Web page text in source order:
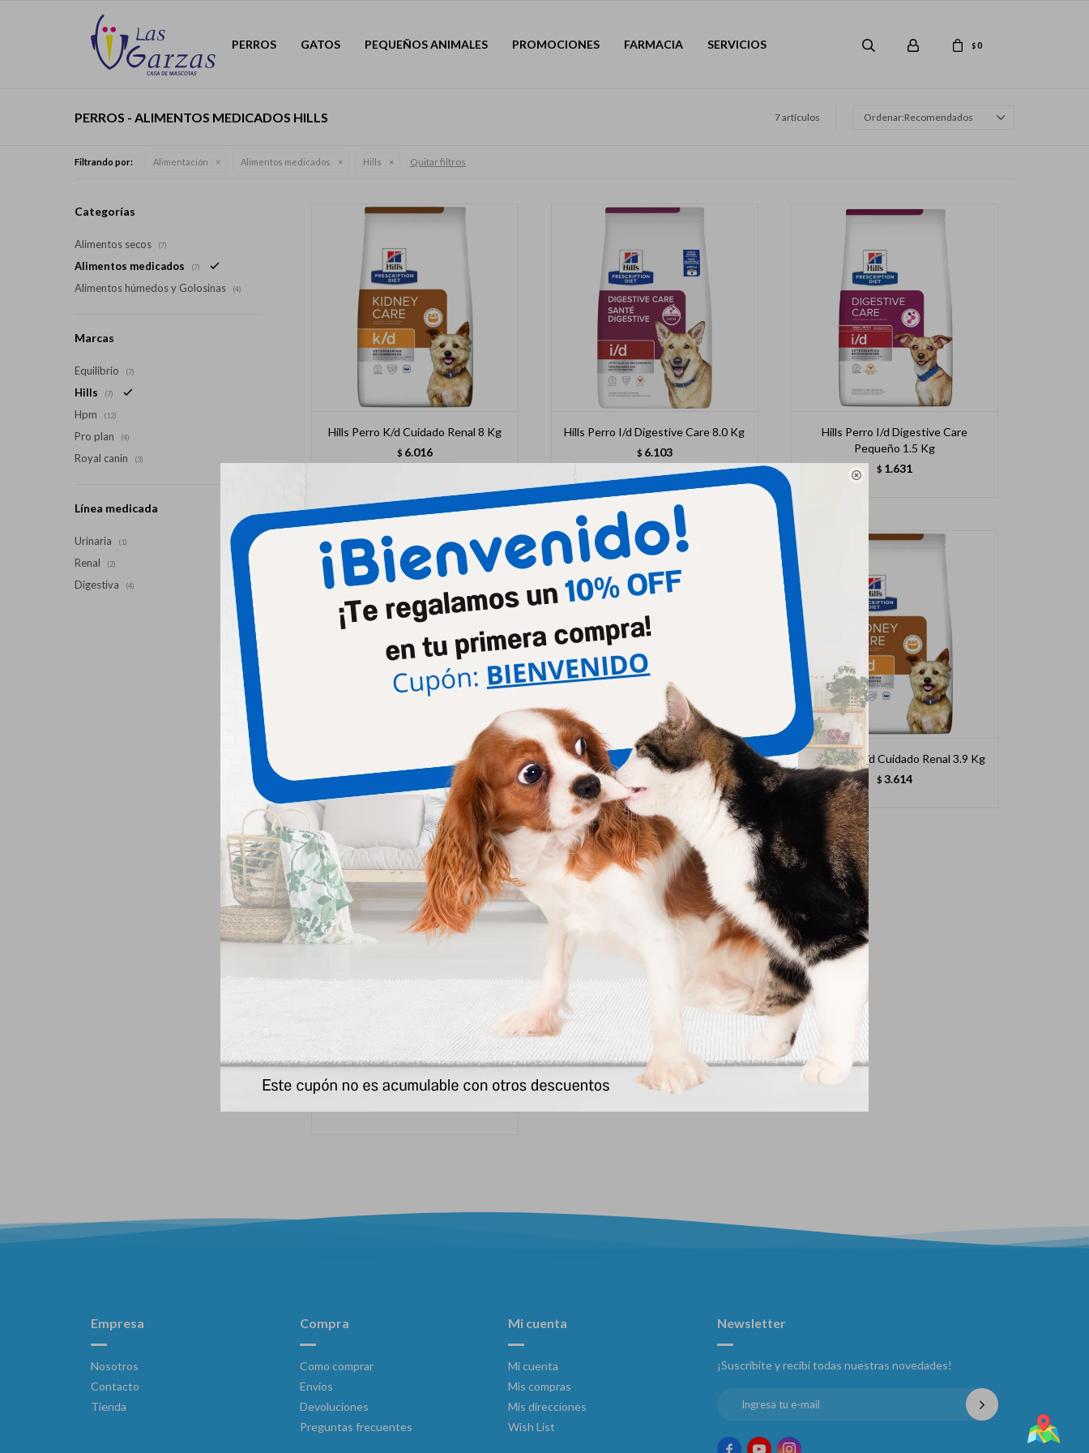

PERROS GATOS PEQUEÑOS ANIMALES PROMOCIONES FARMACIA SERVICIOS $0
PERROS - ALIMENTOS MEDICADOS HILLS 7 artículos Recomendados
Filtrando por: Alimentación Alimentos medicados Hills Quitar filtros
Hills Perro K/d Cuidado Renal 8 Kg
$ 6.016
Hills Perro I/d Digestive Care 8.0 Kg
$ 6.103
Hills Perro I/d Digestive Care
Pequeño 1.5 Kg
$ 1.631
Hills Perro C/d Urinary Multicare 3.9
Kg
$3.613
Hills Perro I/d Digestive Care 3.9 Kg
3.613
Hills Perro K/d Cuidado Renal 3.9 Kg
$ 3.614
Hills Perro Gi Biome 3.6 Kg
Categorías
Alimentos secos (7)
Alimentos medicados (7)
Alimentos húmedos y Golosinas (4)
Marcas
Equilibrio (7)
Hills (7)
Hpm (12)
Pro plan (4)
Royal canin (3)
Línea medicada
Urinaria (1)
Renal (2)
Digestiva (4)
Empresa
Nosotros
Contacto
Tienda
Compra
Como comprar
Envíos
Devoluciones
Preguntas frecuentes
Mi cuenta
Mi cuenta
Mis compras
Mis direcciones
Wish List
Newsletter
¡Suscribite y recibí todas nuestras novedades!
  